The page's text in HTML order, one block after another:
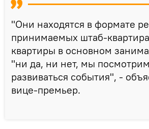
"Они находятся в формате
принимаемых штаб-
квартиры в основном
"ни да, ни нет, мы
развиваться события", -
вице-премьер.